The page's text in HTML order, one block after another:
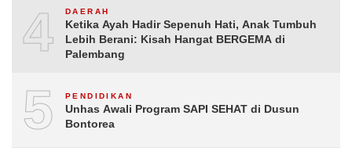
4 DAERAH
Ketika Ayah Hadir Sepenuh Hati, Anak Tumbuh
Lebih Berani: Kisah Hangat BERGEMA di
Palembang
5 PENDIDIKAN
Unhas Awali Program SAPI SEHAT di Dusun
Bontorea